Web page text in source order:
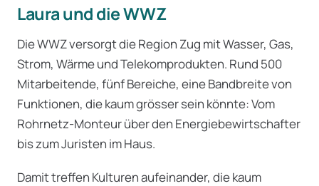
Laura und die WWZ
Die WWZ versorgt die Region Zug mit Wasser, Gas,
Strom, Wärme und Telekomprodukten. Rund 500
Mitarbeitende, fünf Bereiche, eine Bandbreite von
Funktionen, die kaum grösser sein könnte: Vom
Rohrnetz-Monteur über den Energiebewirtschafter
bis zum Juristen im Haus.
Damit treffen Kulturen aufeinander, die kaum